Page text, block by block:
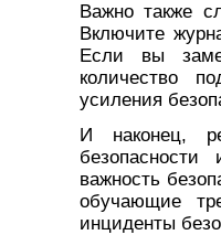
Важно также
Включите
Если вы
количество
усиления
И наконец,
важность
обучающие
инциденты